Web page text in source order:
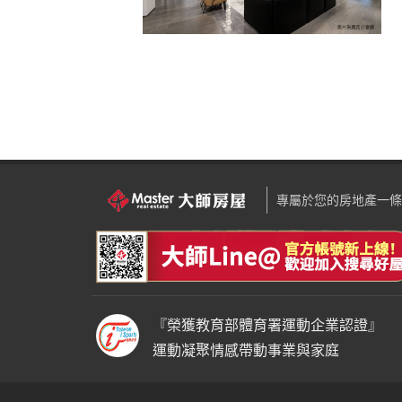
專屬於您的房地產一
『榮獲教育部體育署運動企業認證』
運動凝聚情感帶動事業與家庭